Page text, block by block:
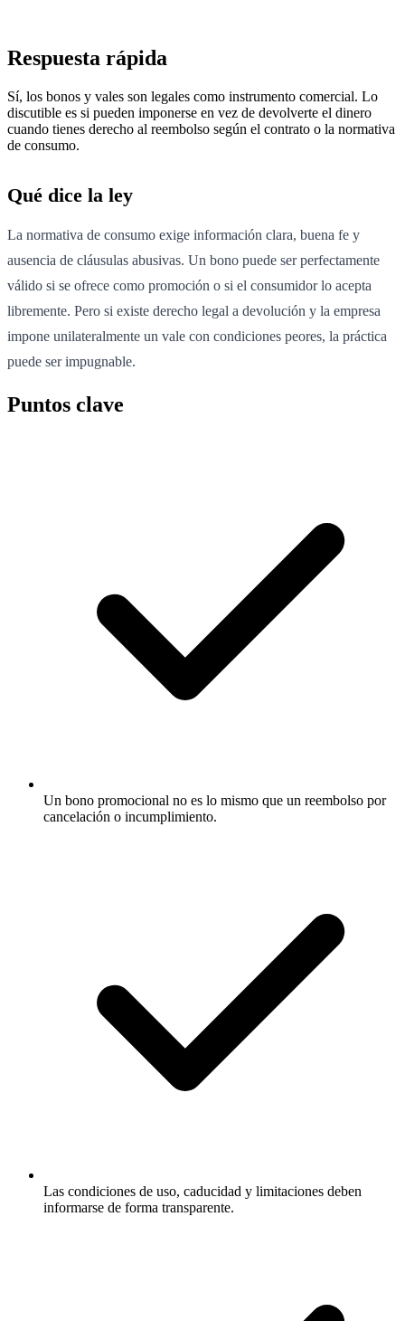
Respuesta rápida
Sí, los bonos y vales son legales como instrumento comercial. Lo
discutible es si pueden imponerse en vez de devolverte el dinero
cuando tienes derecho al reembolso según el contrato o la normativa
de consumo.
Qué dice la ley
La normativa de consumo exige información clara, buena fe y
ausencia de cláusulas abusivas. Un bono puede ser perfectamente
válido si se ofrece como promoción o si el consumidor lo acepta
libremente. Pero si existe derecho legal a devolución y la empresa
impone unilateralmente un vale con condiciones peores, la práctica
puede ser impugnable.
Puntos clave
Un bono promocional no es lo mismo que un reembolso por
cancelación o incumplimiento.
Las condiciones de uso, caducidad y limitaciones deben
informarse de forma transparente.